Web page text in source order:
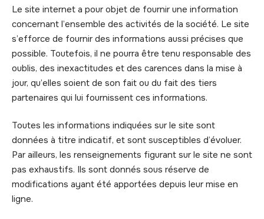
Le site internet a pour objet de fournir une information
concernant l’ensemble des activités de la société. Le site
s’efforce de fournir des informations aussi précises que
possible. Toutefois, il ne pourra être tenu responsable des
oublis, des inexactitudes et des carences dans la mise à
jour, qu’elles soient de son fait ou du fait des tiers
partenaires qui lui fournissent ces informations.
Toutes les informations indiquées sur le site sont
données à titre indicatif, et sont susceptibles d’évoluer.
Par ailleurs, les renseignements figurant sur le site ne sont
pas exhaustifs. Ils sont donnés sous réserve de
modifications ayant été apportées depuis leur mise en
ligne.